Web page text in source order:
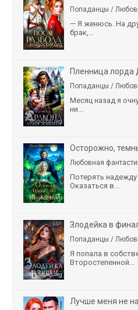
Попаданцы /
— Я женюсь. На
брак,...
Пленница лорда
Попаданцы /
Месяц назад я
ни...
Осторожно,
Любовная
Потерять надежду
Оказаться в...
Злодейка в
Попаданцы /
Я попала в
Второстепенной...
Лучше меня не